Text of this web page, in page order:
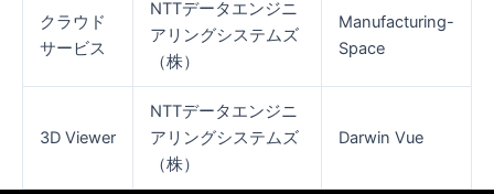
クラウド
サービス
NTTデータエンジニ
アリングシステムズ
（株）
Manufacturing-
Space
3D Viewer
NTTデータエンジニ
アリングシステムズ
（株）
Darwin Vue